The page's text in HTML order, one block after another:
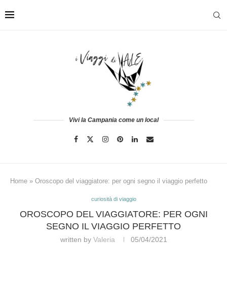
Vivi la Campania come un local
Home » Oroscopo del viaggiatore: per ogni segno il viaggio perfetto
curiosità di viaggio
OROSCOPO DEL VIAGGIATORE: PER OGNI
SEGNO IL VIAGGIO PERFETTO
written by Valeria 05/04/2021